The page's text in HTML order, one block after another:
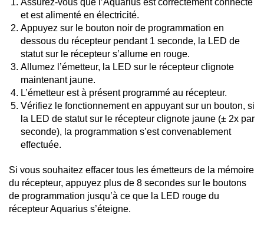
Assurez-vous que l’Aquarius est correctement connecté
et est alimenté en électricité.
Appuyez sur le bouton noir de programmation en
dessous du récepteur pendant 1 seconde, la LED de
statut sur le récepteur s’allume en rouge.
Allumez l’émetteur, la LED sur le récepteur clignote
maintenant jaune.
L’émetteur est à présent programmé au récepteur.
Vérifiez le fonctionnement en appuyant sur un bouton, si
la LED de statut sur le récepteur clignote jaune (± 2x par
seconde), la programmation s’est convenablement
effectuée.
Si vous souhaitez effacer tous les émetteurs de la mémoire
du récepteur, appuyez plus de 8 secondes sur le boutons
de programmation jusqu’à ce que la LED rouge du
récepteur Aquarius s’éteigne.